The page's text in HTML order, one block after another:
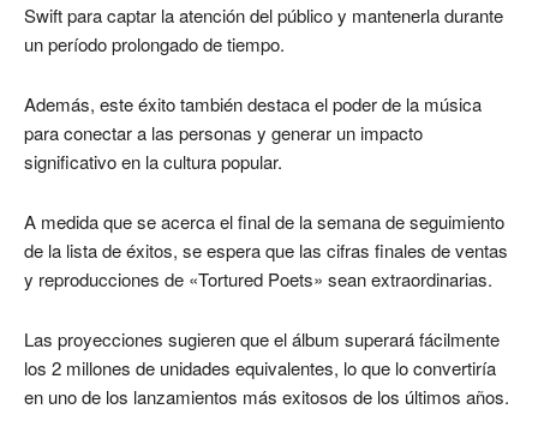
Swift para captar la atención del público y mantenerla durante
un período prolongado de tiempo.
Además, este éxito también destaca el poder de la música
para conectar a las personas y generar un impacto
significativo en la cultura popular.
A medida que se acerca el final de la semana de seguimiento
de la lista de éxitos, se espera que las cifras finales de ventas
y reproducciones de «Tortured Poets» sean extraordinarias.
Las proyecciones sugieren que el álbum superará fácilmente
los 2 millones de unidades equivalentes, lo que lo convertiría
en uno de los lanzamientos más exitosos de los últimos años.